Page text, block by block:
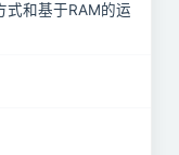
式和基于RAM的运